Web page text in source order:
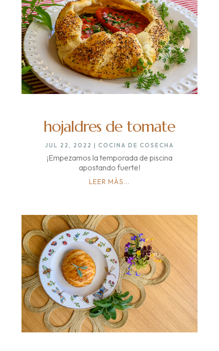
hojaldres de tomate
JUL 22, 2022 | COCINA DE COSECHA
¡Empezamos la temporada de piscina
apostando fuerte!
LEER MÁS...